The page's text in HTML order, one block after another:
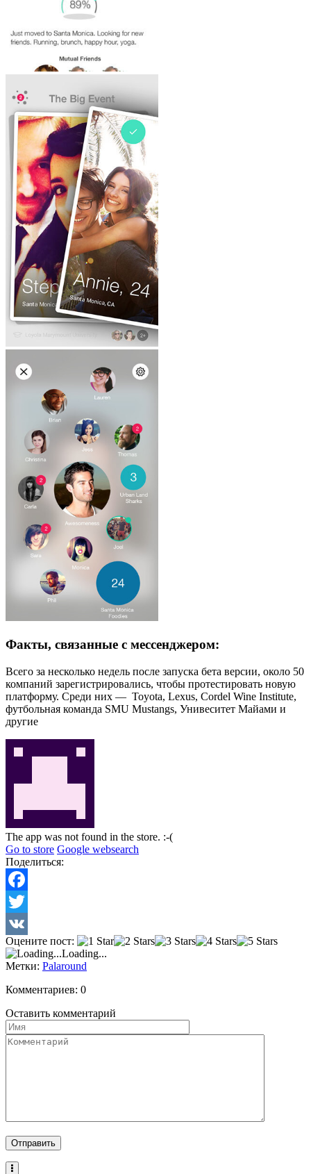
Факты, связанные с мессенджером:
Всего за несколько недель после запуска бета версии, около 50
компаний зарегистрировались, чтобы протестировать новую
платформу. Среди них — Toyota, Lexus, Cordel Wine Institute,
футбольная команда SMU Mustangs, Унивеситет Майами и
другие
The app was not found in the store. :-(
Go to store Google websearch
Поделиться:
Facebook
Twitter
VK
Оцените пост:
Loading...
Метки: Palaround
Комментариев: 0
Оставить комментарий